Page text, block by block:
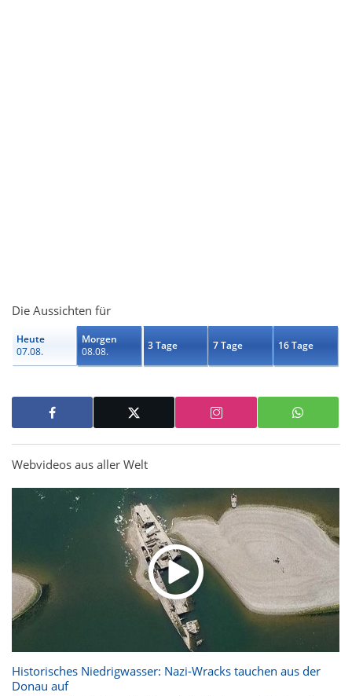
Die Aussichten für
Heute
07.08.
Morgen
08.08.
3 Tage 7 Tage 16 Tage
Webvideos aus aller Welt
Historisches Niedrigwasser: Nazi-Wracks tauchen aus der
Donau auf